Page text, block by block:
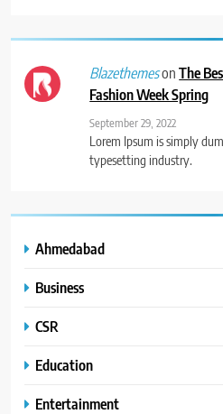
BlazethemesonThe
Fashion Week Spring
September 29, 2022
Lorem Ipsum is simply
typesetting industry.
Ahmedabad
Business
CSR
Education
Entertainment